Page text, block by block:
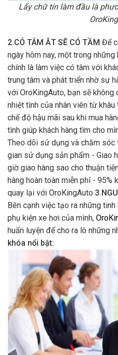
Lấy chữ tín làm đầu là
2.CÓ TÂM ẮT SẼ CÓ TẦM Để
ngày hôm nay, một trong
chính là làm việc có tâm với
trung tâm và phát triển nhờ sự
với OroKingAuto, bạn sẽ
nhiệt tình của nhân viên từ
chế độ hậu mãi sau khi mua
tình giúp khách hàng tìm cho
Theo dõi sử dụng và chăm
gian sử dụng sản phẩm - Giao
giờ giao hàng sao cho thuận
hàng hoàn toàn miễn phí - 95%
quay lại với OroKingAuto
Bên cạnh việc tạo ra những
phụ kiện xe hơi của mình,
huấn luyện để cho ra lò những
khóa nổi bật: